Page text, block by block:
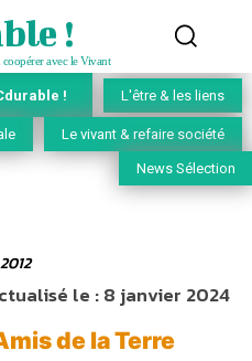
!
avec le Vivant
! L'être & les liens
Le vivant & refaire société
News Sélection
le :8 janvier 2024
de la Terre